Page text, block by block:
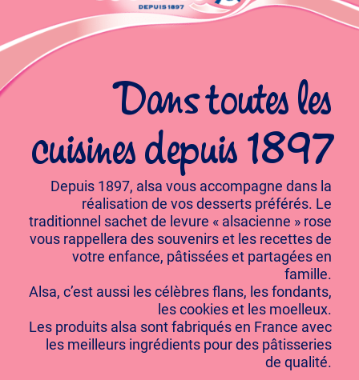
Dans toutes les
cuisines depuis 1897
Depuis 1897, alsa vous accompagne dans la
réalisation de vos desserts préférés. Le
traditionnel sachet de levure « alsacienne » rose
vous rappellera des souvenirs et les recettes de
votre enfance, pâtissées et partagées en
famille.
Alsa, c’est aussi les célèbres flans, les fondants,
les cookies et les moelleux.
Les produits alsa sont fabriqués en France avec
les meilleurs ingrédients pour des pâtisseries
de qualité.